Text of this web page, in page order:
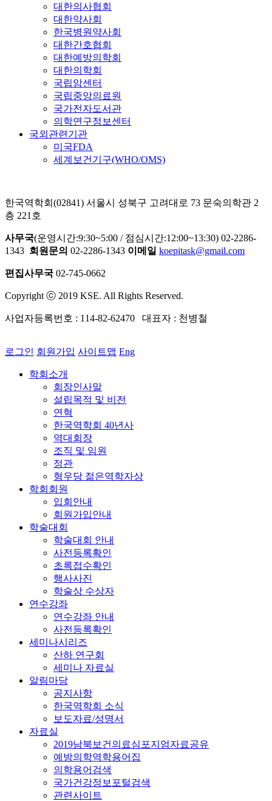
대한의사협회
대한약사회
한국병원약사회
대한간호협회
대한예방의학회
대한의학회
국립암센터
국립중앙의료원
국가전자도서관
의학연구정보센터
국외관련기관
미국FDA
세계보건기구(WHO/OMS)
한국역학회(02841) 서울시 성북구 고려대로 73 문숙의학관 2
층 221호
사무국(운영시간:9:30~5:00 / 점심시간:12:00~13:30) 02-2286-
1343 회원문의 02-2286-1343 이메일 koepitask@gmail.com
편집사무국 02-745-0662
Copyright ⓒ 2019 KSE. All Rights Reserved.
사업자등록번호 : 114-82-62470 대표자 : 천병철
로그인 회원가입 사이트맵 Eng
학회소개
회장인사말
설립목적 및 비전
연혁
한국역학회 40년사
역대회장
조직 및 임원
정관
형우당 젊은역학자상
학회회원
입회안내
회원가입안내
학술대회
학술대회 안내
사전등록확인
초록접수확인
행사사진
학술상 수상자
연수강좌
연수강좌 안내
사전등록확인
세미나시리즈
산하 연구회
세미나 자료실
알림마당
공지사항
한국역학회 소식
보도자료/성명서
자료실
2019남북보건의료심포지엄자료공유
예방의학역학용어집
의학용어검색
국가건강정보포털검색
관련사이트